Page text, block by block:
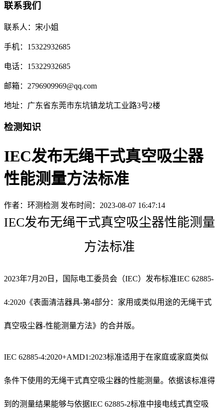
联系我们
联系人：宋小姐
手机：15322932685
电话：15322932685
邮箱：2796909969@qq.com
地址：广东省东莞市东坑镇龙坑工业路3号2楼
检测知识
IEC发布无绳干式真空吸尘器
性能测量方法标准
作者：环测检测 发布时间：2023-08-07 16:47:14
IEC发布无绳干式真空吸尘器性能测量
方法标准
2023年7月20日，国际电工委员会（IEC）发布标准IEC 62885-
4:2020《表面清洁器具-第4部分：家用或类似用途的无绳干式
真空吸尘器-性能测量方法》的合并版。
IEC 62885-4:2020+AMD1:2023标准适用于在家庭或家庭类似
条件下使用的无绳干式真空吸尘器的性能测量。依据该标准得
到的测量结果能够与依据IEC 62885-2标准中接电线式真空吸